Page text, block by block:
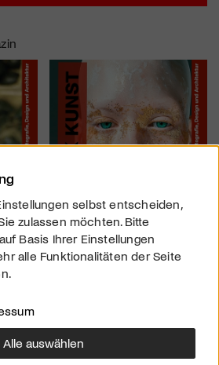
selbst entscheiden,
zulassen möchten. Bitte
Basis Ihrer Einstellungen
alle Funktionalitäten der Seite
Alle auswählen